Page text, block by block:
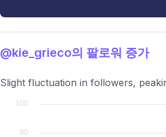
@kie_grieco의 팔로워 증가
Slight fluctuation in followers,